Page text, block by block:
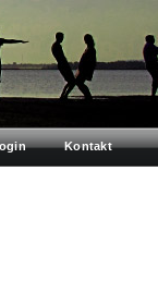
Kontakt